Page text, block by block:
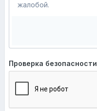
жалобой.
Проверка безопасности